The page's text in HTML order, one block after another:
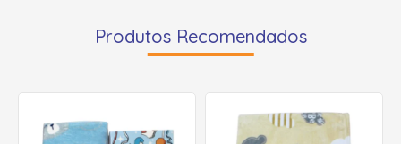
Produtos Recomendados